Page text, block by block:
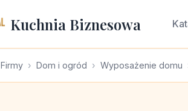
Kuchnia Biznesowa
Firmy Dom i ogród Wyposażenie domu